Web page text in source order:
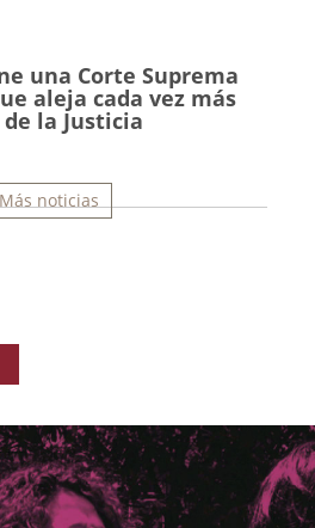
una Corte Suprema
aleja cada vez más
la Justicia
Más noticias